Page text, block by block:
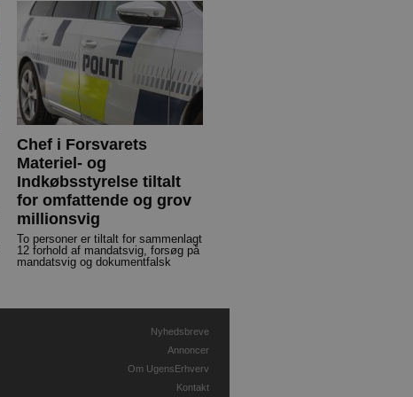
Chef i Forsvarets
Materiel- og
Indkøbsstyrelse tiltalt
for omfattende og grov
millionsvig
To personer er tiltalt for sammenlagt
12 forhold af mandatsvig, forsøg på
mandatsvig og dokumentfalsk
Nyhedsbreve
Annoncer
Om UgensErhverv
Kontakt